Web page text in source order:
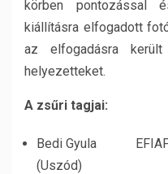
körben
kiállításra elfogadott
az elfogadásra
helyezetteket.
A zsűri tagjai:
Bedi Gyula EFIAP,
(Uszód)